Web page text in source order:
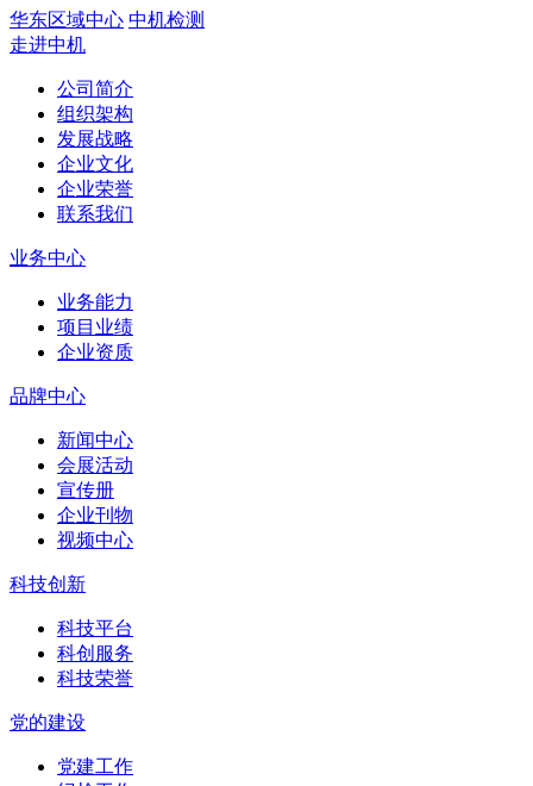
华东区域中心 中机检测
走进中机
公司简介
组织架构
发展战略
企业文化
企业荣誉
联系我们
业务中心
业务能力
项目业绩
企业资质
品牌中心
新闻中心
会展活动
宣传册
企业刊物
视频中心
科技创新
科技平台
科创服务
科技荣誉
党的建设
党建工作